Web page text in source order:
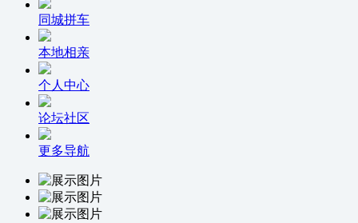
同城拼车
本地相亲
个人中心
论坛社区
更多导航